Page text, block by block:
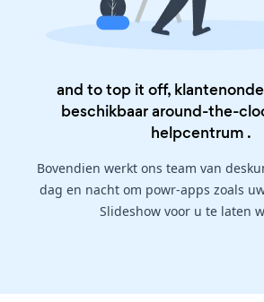
and to top it off,
beschikbaar around-the-
helpcentrum .
Bovendien werkt ons team van
dag en nacht om powr-apps zoals
Slideshow voor u te laten